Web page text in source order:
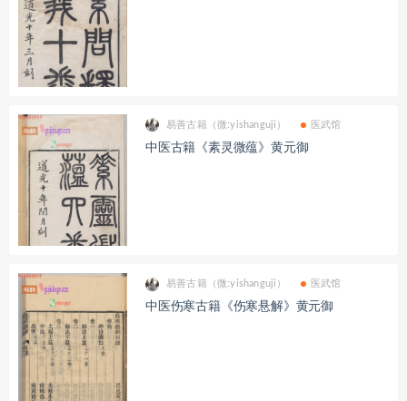
易善古籍（微:yishanguji） 医武馆
中医古籍《素灵微蕴》黄元御
易善古籍（微:yishanguji） 医武馆
中医伤寒古籍《伤寒悬解》黄元御